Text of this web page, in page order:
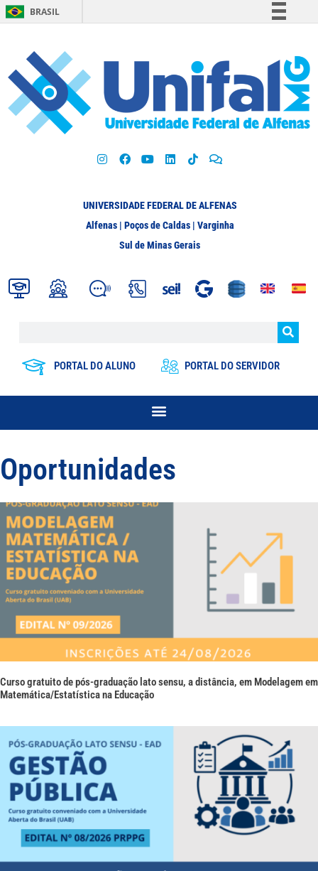
BRASIL
Participe
Acesso à informação
Legislação
UNIVERSIDADE FEDERAL DE ALFENAS
Alfenas | Poços de Caldas | Varginha
Sul de Minas Gerais
PORTAL DO ALUNO PORTAL DO SERVIDOR
Oportunidades
Curso gratuito de pós-graduação lato sensu, a distância, em Modelagem em
Matemática/Estatística na Educação